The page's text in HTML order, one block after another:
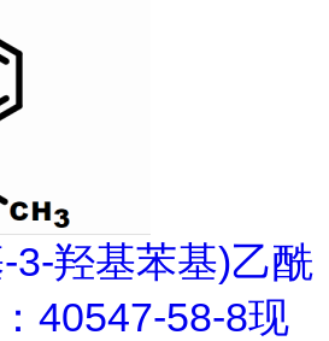
3-羟基苯基)乙酰
40547-58-8现